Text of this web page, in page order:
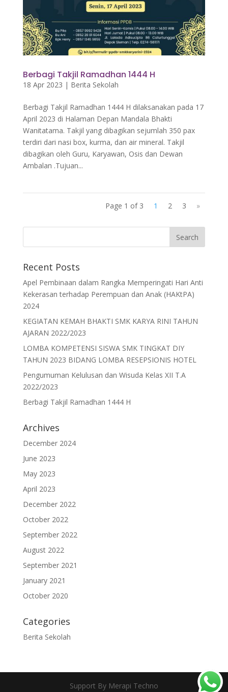
Berbagi Takjil Ramadhan 1444 H
18 Apr 2023 | Berita Sekolah
Berbagi Takjil Ramadhan 1444 H dilaksanakan pada 17
April 2023 di Halaman Depan Mandala Bhakti
Wanitatama. Takjil yang dibagikan sejumlah 350 pax
terdiri dari nasi box, kurma, dan air mineral. Takjil
dibagikan oleh Guru, Karyawan, Osis dan Dewan
Ambalan .Tujuan...
Page 1 of 3 1 2 3 »
Recent Posts
Apel Pembinaan dalam Rangka Memperingati Hari Anti
Kekerasan terhadap Perempuan dan Anak (HAKtPA)
2024
KEGIATAN KEMAH BHAKTI SMK KARYA RINI TAHUN
AJARAN 2022/2023
LOMBA KOMPETENSI SISWA SMK TINGKAT DIY
TAHUN 2023 BIDANG LOMBA RESEPSIONIS HOTEL
Pengumuman Kelulusan dan Wisuda Kelas XII T.A
2022/2023
Berbagi Takjil Ramadhan 1444 H
Archives
December 2024
June 2023
May 2023
April 2023
December 2022
October 2022
September 2022
August 2022
September 2021
January 2021
October 2020
Categories
Berita Sekolah
Support By Merapi Techno